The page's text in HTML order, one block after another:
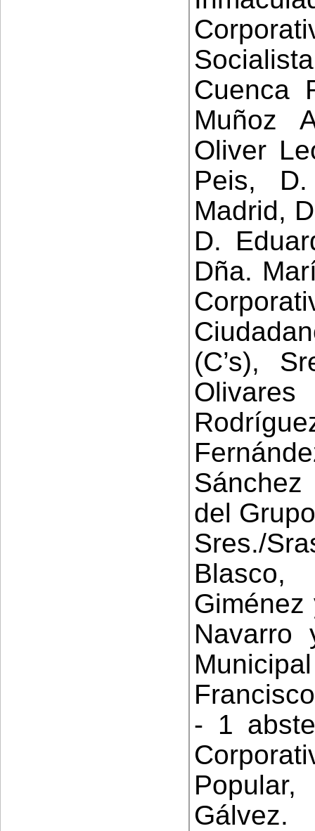
Cuenca
Muñoz
Oliver
Peis,
Madrid,
D.
Dña.
(C’s),
del
Sres./
Navarro
- 1
Gálvez.